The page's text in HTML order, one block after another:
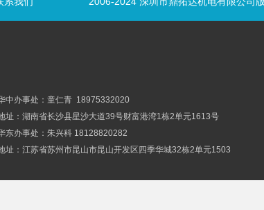
中办事处：童仁青 18975332020
址：湖南省长沙县星沙大道39号财富港湾1栋2单元1613号
东办事处：朱兴科 18128820282
址：江苏省苏州市昆山市昆山开发区四季华城32栋2单元1503